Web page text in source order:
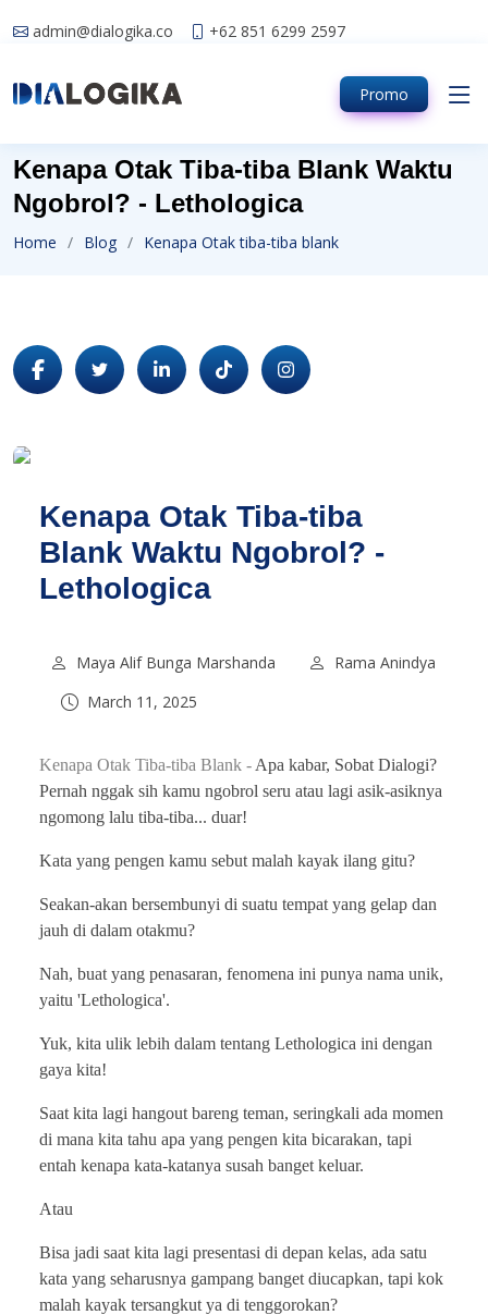
admin@dialogika.co +62 851 6299 2597
Promo
Kenapa Otak Tiba-tiba Blank Waktu
Ngobrol? - Lethologica
Home Blog Kenapa Otak tiba-tiba blank
Kenapa Otak Tiba-tiba
Blank Waktu Ngobrol? -
Lethologica
Maya Alif Bunga Marshanda
Rama Anindya
March 11, 2025
Kenapa Otak Tiba-tiba Blank - Apa kabar, Sobat Dialogi?
Pernah nggak sih kamu ngobrol seru atau lagi asik-asiknya
ngomong lalu tiba-tiba... duar!
Kata yang pengen kamu sebut malah kayak ilang gitu?
Seakan-akan bersembunyi di suatu tempat yang gelap dan
jauh di dalam otakmu?
Nah, buat yang penasaran, fenomena ini punya nama unik,
yaitu 'Lethologica'.
Yuk, kita ulik lebih dalam tentang Lethologica ini dengan
gaya kita!
Saat kita lagi hangout bareng teman, seringkali ada momen
di mana kita tahu apa yang pengen kita bicarakan, tapi
entah kenapa kata-katanya susah banget keluar.
Atau
Bisa jadi saat kita lagi presentasi di depan kelas, ada satu
kata yang seharusnya gampang banget diucapkan, tapi kok
malah kayak tersangkut ya di tenggorokan?